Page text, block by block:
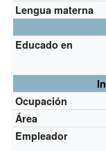
Lengua materna
Educado en
Ocupación
Área
Empleador